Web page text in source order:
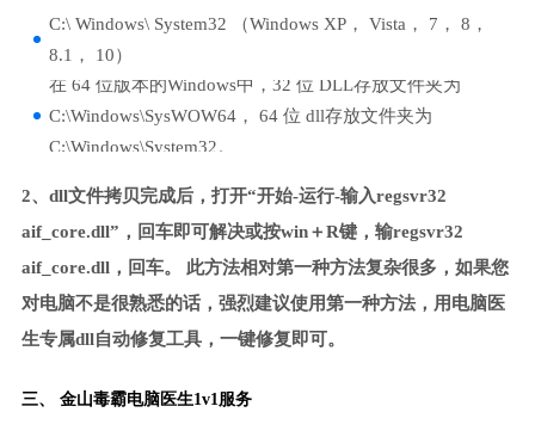
C:\ Windows\ System32 （Windows XP， Vista， 7， 8，
8.1， 10）
在 64 位版本的Windows中，32 位 DLL存放文件夹为
C:\Windows\SysWOW64， 64 位 dll存放文件夹为
C:\Windows\System32。
2、dll文件拷贝完成后，打开“开始-运行-输入regsvr32
aif_core.dll”，回车即可解决或按win＋R键，输regsvr32
aif_core.dll，回车。 此方法相对第一种方法复杂很多，如果您
对电脑不是很熟悉的话，强烈建议使用第一种方法，用电脑医
生专属dll自动修复工具，一键修复即可。
三、 金山毒霸电脑医生1v1服务